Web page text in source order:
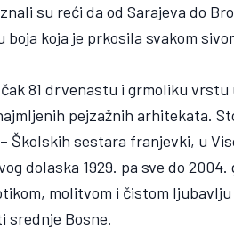
su reći da od Sarajeva do
koja je prkosila svakom
81 drvenastu i grmoliku vrstu
pejzažnih arhitekata.
Školskih sestara franjevki, u
dolaska 1929. pa sve do 2004.
molitvom i čistom
srednje Bosne.